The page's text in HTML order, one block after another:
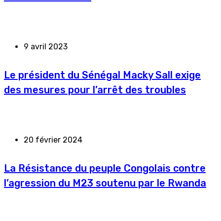
9 avril 2023
Le président du Sénégal Macky Sall exige
des mesures pour l’arrêt des troubles
20 février 2024
La Résistance du peuple Congolais contre
l’agression du M23 soutenu par le Rwanda